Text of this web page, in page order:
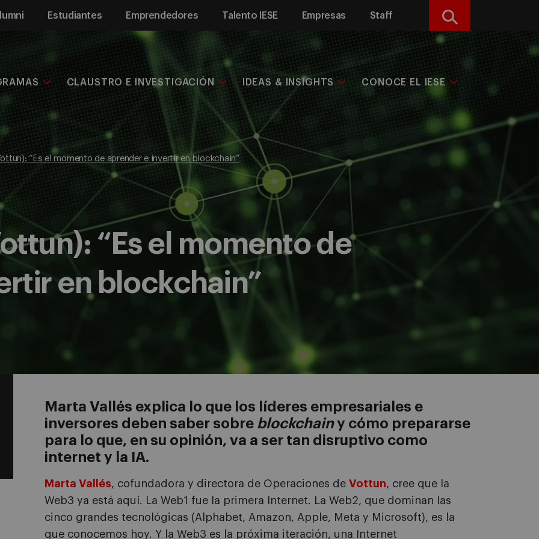
Estudiantes Emprendedores Talento IESE Empresas Staff Buscar
CLAUSTRO E INVESTIGACIÓN IDEAS & INSIGHTS CONOCE EL IESE
“Es el momento de aprender e invertir en blockchain”
“Es el momento de
en blockchain”
Marta Vallés explica lo que los líderes empresariales e
inversores deben saber sobre blockchainy cómo prepararse
para lo que, en su opinión, va a ser tan disruptivo como
internet y la IA.
Marta Vallés, cofundadora y directora de Operaciones de Vottun, cree que la
Web3 ya está aquí. La Web1 fue la primera Internet. La Web2, que dominan las
cinco grandes tecnológicas (Alphabet, Amazon, Apple, Meta y Microsoft), es la
que conocemos hoy. Y la Web3 es la próxima iteración, una Internet